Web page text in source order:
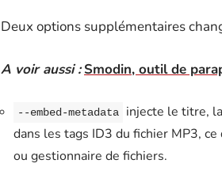
Deux options supplémentaires
A voir aussi : Smodin, outil de
--embed-metadata
injecte le titre,
dans les tags ID3 du fichier MP3,
ou gestionnaire de fichiers.